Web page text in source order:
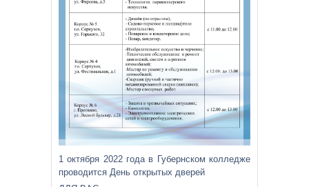
1 октября 2022 года в Губернском колледже
проводится День открытых дверей